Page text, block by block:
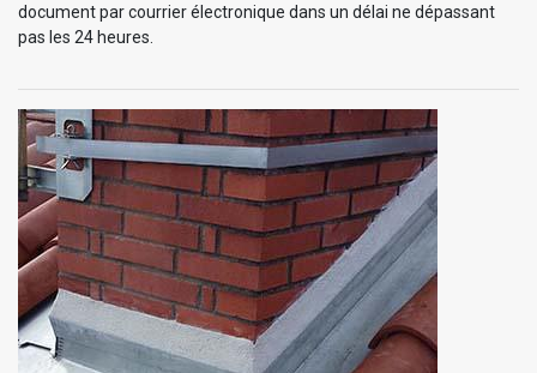
document par courrier électronique dans un délai ne dépassant
pas les 24 heures.